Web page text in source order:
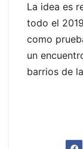
La idea es
todo el
como
un
barrios de